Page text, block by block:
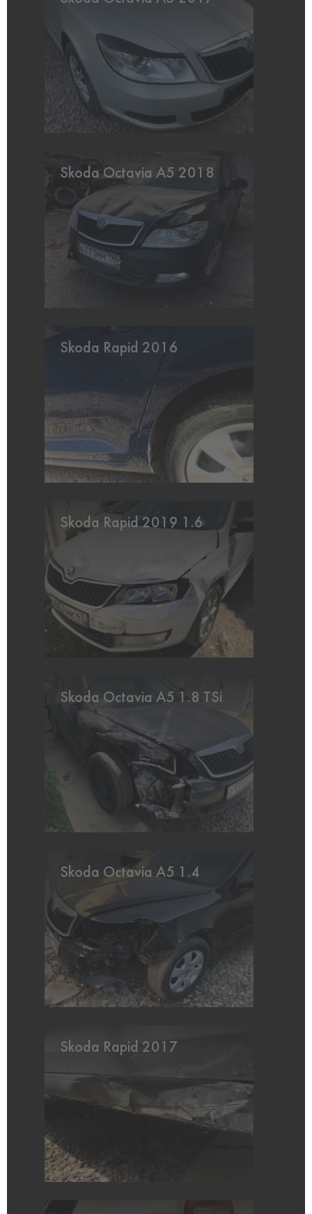
Skoda Octavia A5 2018
Skoda Rapid 2016
Skoda Rapid 2019 1.6
Skoda Octavia A5 1.8 TSi
Skoda Octavia A5 1.4
Skoda Rapid 2017